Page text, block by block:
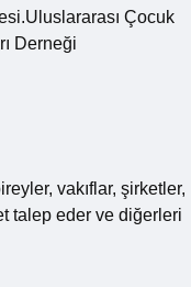
Çocuk
Derneği
vakıflar, şirketler,
talep eder ve diğerleri